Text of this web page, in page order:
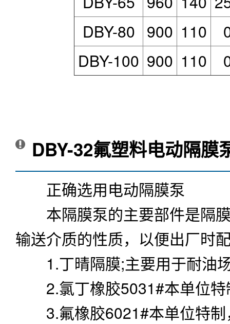
DBY-80 900 110
DBY-100 900 110
DBY-32氟塑料电动隔膜
正确选用电动隔膜泵
本隔膜泵的主要部件是隔膜
输送介质的性质，以便出厂时
1.丁晴隔膜;主要用于耐油
2.氯丁橡胶5031#本单位特
3.氟橡胶6021#本单位特制